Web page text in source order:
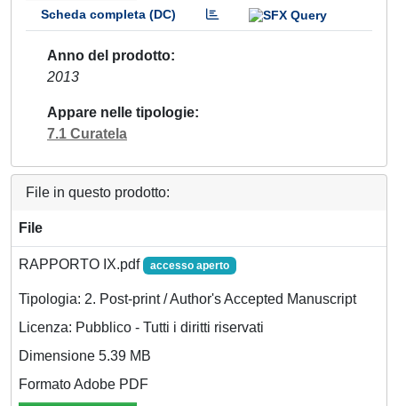
Scheda completa (DC)
Anno del prodotto
2013
Appare nelle tipologie
7.1 Curatela
File in questo prodotto:
File
RAPPORTO IX.pdf accesso aperto
Tipologia: 2. Post-print / Author's Accepted Manuscript
Licenza: Pubblico - Tutti i diritti riservati
Dimensione 5.39 MB
Formato Adobe PDF